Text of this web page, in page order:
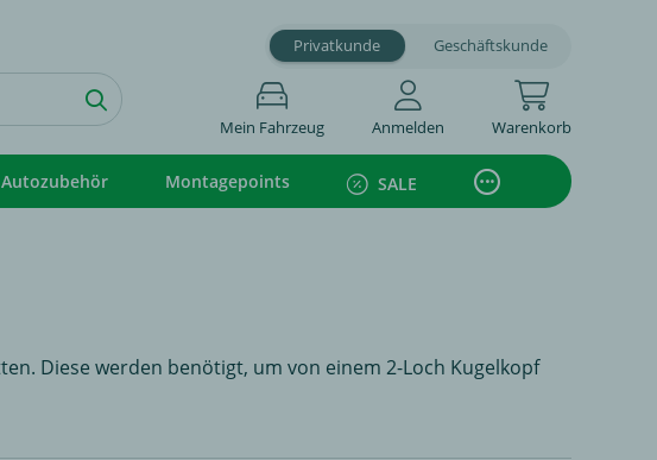
Privatkunde Geschäftskunde
Mein Fahrzeug Anmelden Warenkorb
Autozubehör Montagepoints SALE
Diese werden benötigt, um von einem 2-Loch Kugelkopf